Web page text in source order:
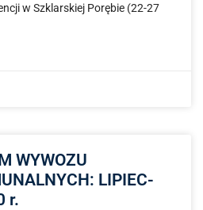
w Szklarskiej Porębie (22-27
WYWOZU
LIPIEC-
r.